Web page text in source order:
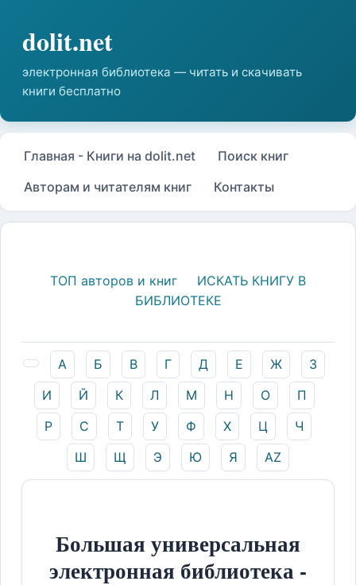
Главная - Книги на dolit.net
Поиск книг
Авторам и читателям книг
Контакты
ТОП авторов и книг
ИСКАТЬ КНИГУ В
БИБЛИОТЕКЕ
А Б В Г Д Е Ж
З
И
Й К Л М Н О
П
Р
С Т У Ф Х Ц
Ч
Ш
Щ Э Ю Я AZ
Большая универсальная
электронная библиотека -